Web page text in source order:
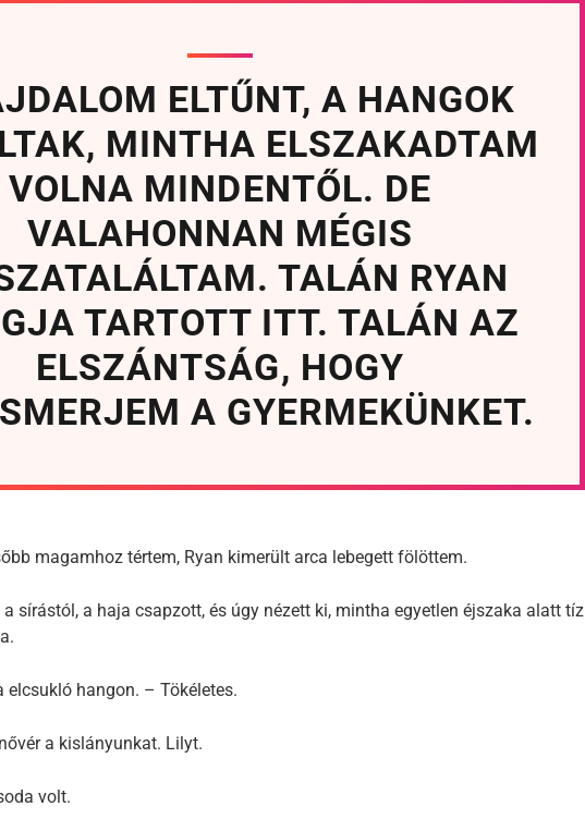
ELTŰNT, A HANGOK
MINTHA ELSZAKADTAM
VOLNA MINDENTŐL. DE
VALAHONNAN MÉGIS
TALÁN RYAN
TARTOTT ITT. TALÁN AZ
ELSZÁNTSÁG, HOGY
A GYERMEKÜNKET.
magamhoz tértem, Ryan kimerült arca lebegett fölöttem.
sírástól, a haja csapzott, és úgy nézett ki, mintha egyetlen éjszaka alatt tíz
hangon. – Tökéletes.
a kislányunkat. Lilyt.
volt.